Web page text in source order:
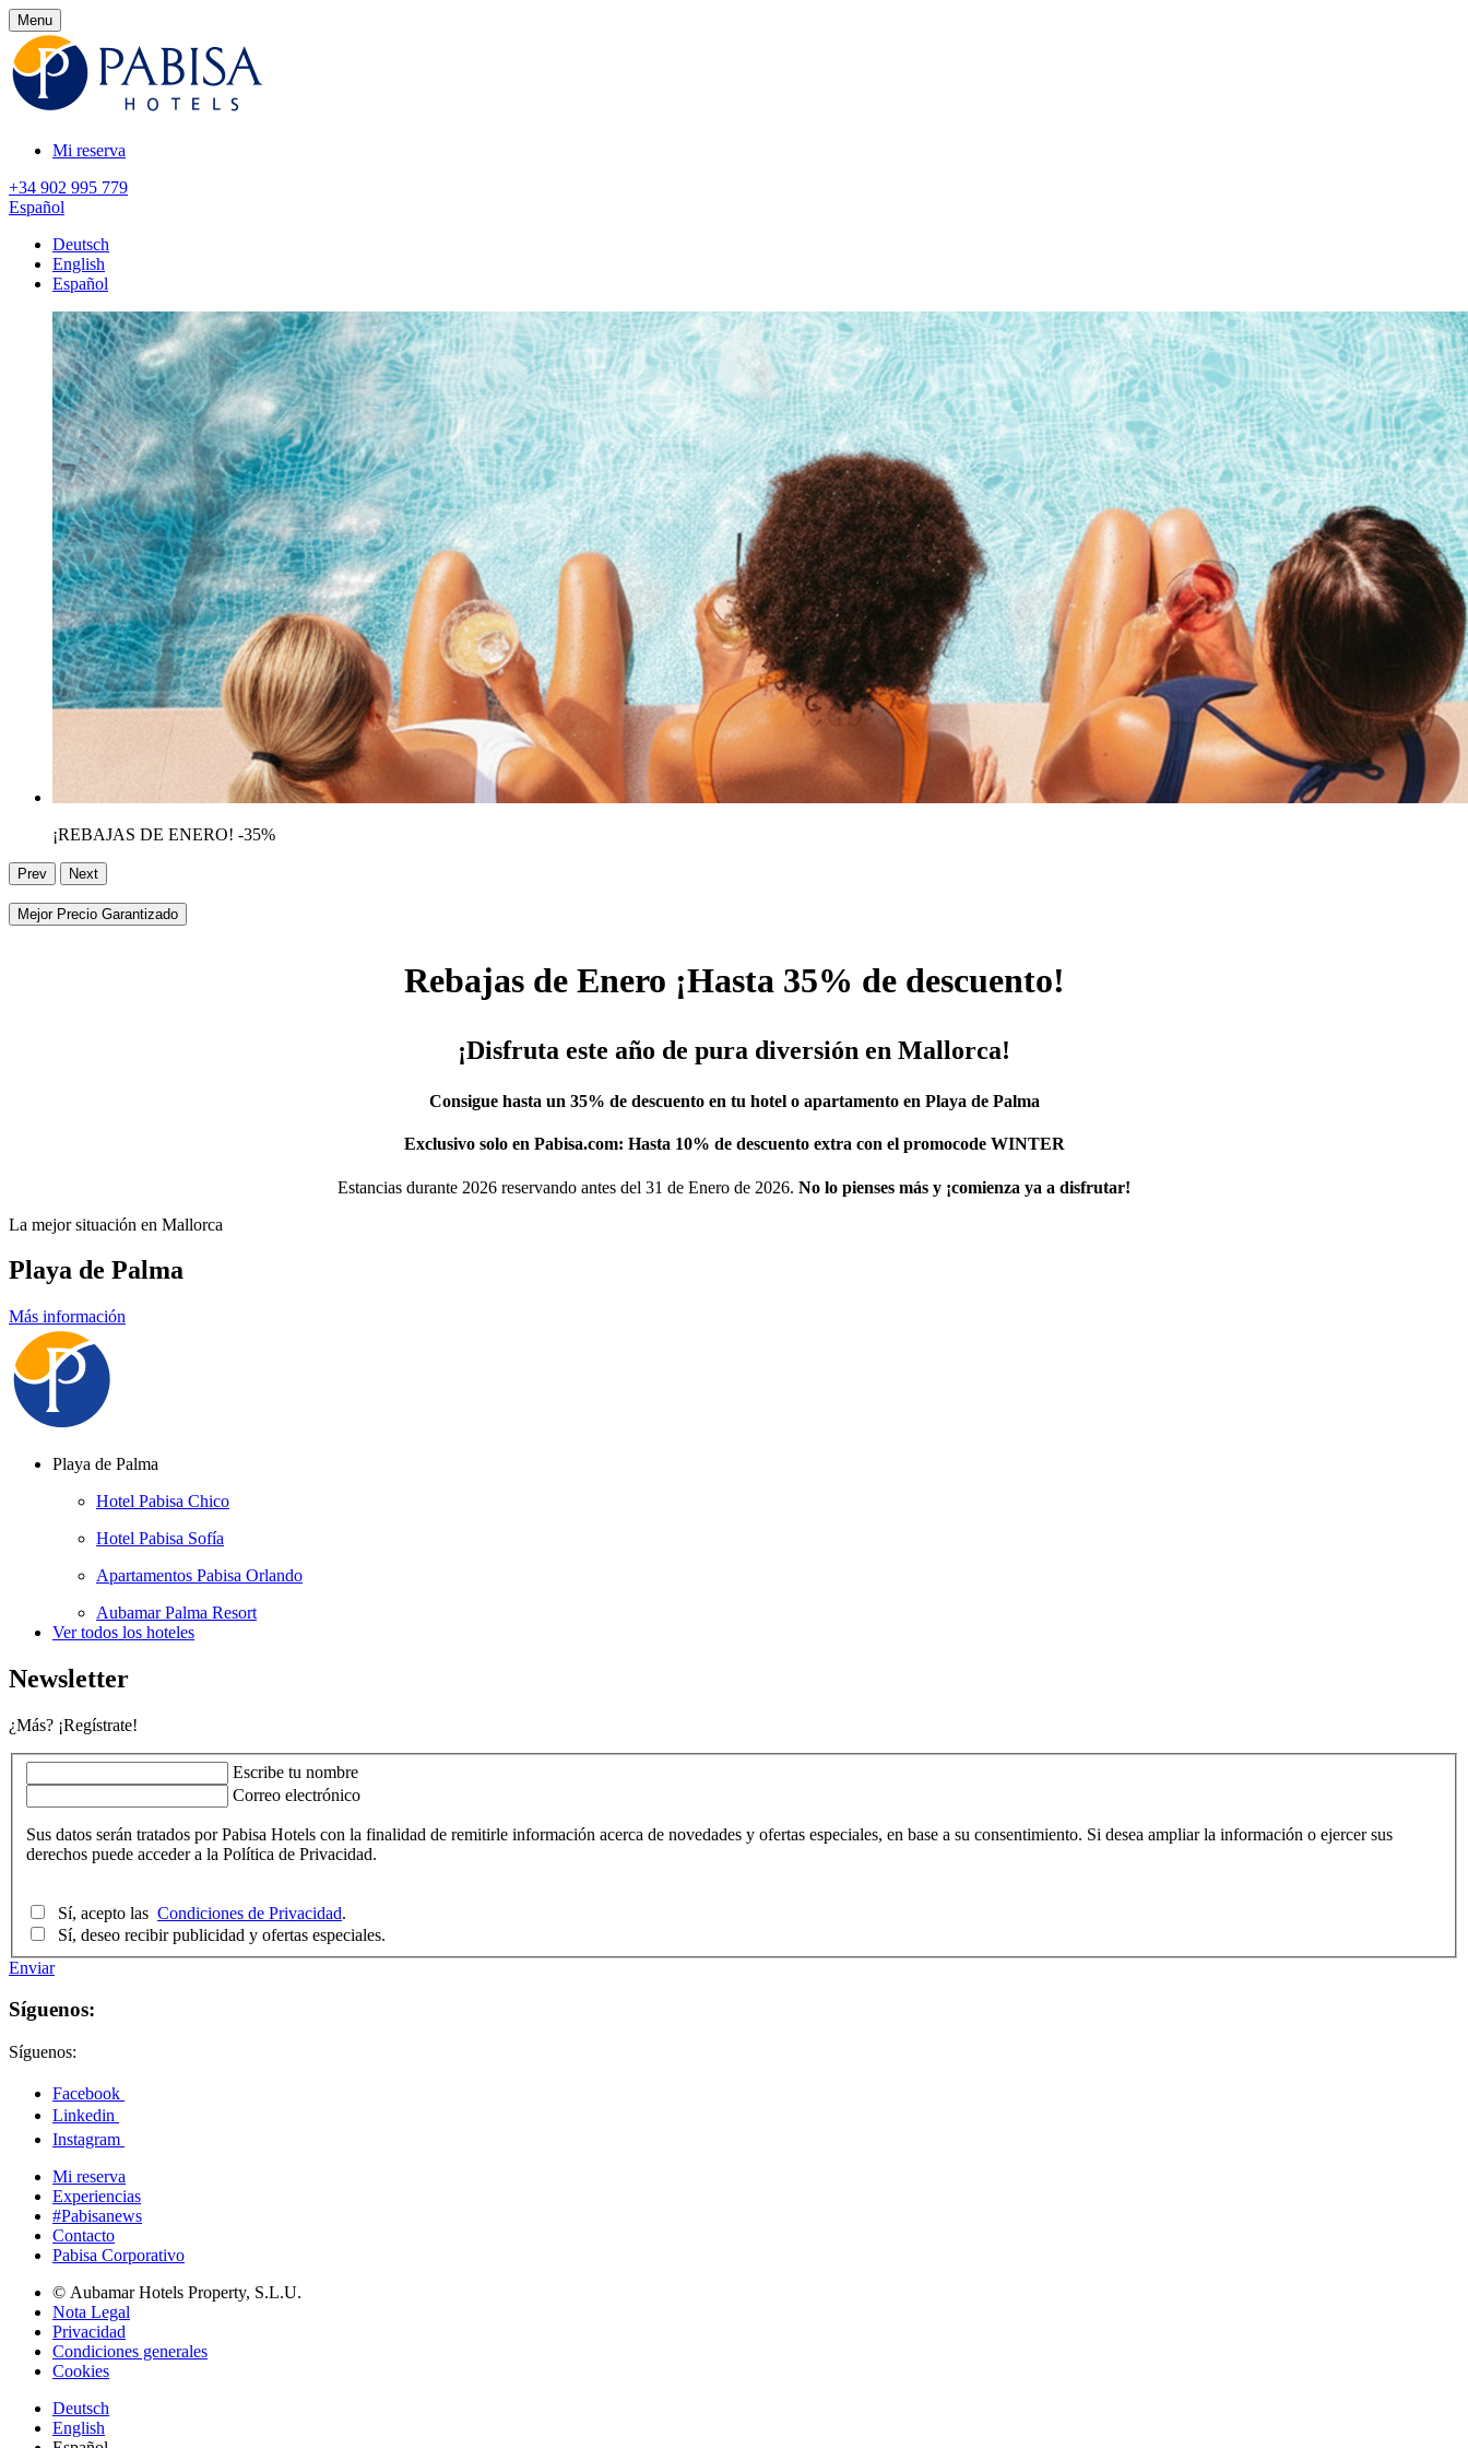
Menu
Mi reserva
+34 902 995 779
Español
Deutsch
English
Español
¡REBAJAS DE ENERO! -35%
Prev Next
Mejor Precio Garantizado
Rebajas de Enero ¡Hasta 35% de descuento!
¡Disfruta este año de pura diversión en Mallorca!
Consigue hasta un 35% de descuento en tu hotel o apartamento en Playa de Palma
Exclusivo solo en Pabisa.com: Hasta 10% de descuento extra con el promocode WINTER
Estancias durante 2026 reservando antes del 31 de Enero de 2026. No lo pienses más y ¡comienza ya a disfrutar!
La mejor situación en Mallorca
Playa de Palma
Más información
Playa de Palma
Hotel Pabisa Chico
Hotel Pabisa Sofía
Apartamentos Pabisa Orlando
Aubamar Palma Resort
Ver todos los hoteles
Newsletter
¿Más? ¡Regístrate!
Escribe tu nombre
Correo electrónico
Sus datos serán tratados por Pabisa Hotels con la finalidad de remitirle información acerca de novedades y ofertas especiales, en base a su consentimiento. Si desea ampliar la información o ejercer sus
derechos puede acceder a la Política de Privacidad.
Condiciones de Privacidad.
Sí, deseo recibir publicidad y ofertas especiales.
Enviar
Síguenos:
Síguenos:
Facebook
Linkedin
Instagram
Mi reserva
Experiencias
#Pabisanews
Contacto
Pabisa Corporativo
© Aubamar Hotels Property, S.L.U.
Nota Legal
Privacidad
Condiciones generales
Cookies
Deutsch
English